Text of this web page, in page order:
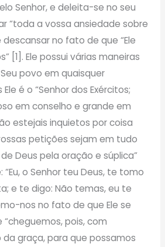
Senhor, e deleita-se no seu
“toda a vossa ansiedade sobre
descansar no fato de que “Ele
[1]. Ele possui várias maneiras
povo em quaisquer
é o “Senhor dos Exércitos;
em conselho e grande em
estejais inquietos por coisa
petições sejam em tudo
Deus pela oração e súplica”
“Eu, o Senhor teu Deus, te tomo
e te digo: Não temas, eu te
nos no fato de que Ele se
pois, com
graça, para que possamos